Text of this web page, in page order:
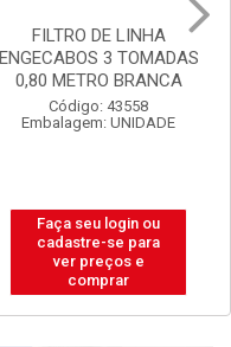
FILTRO DE LINHA
ENGECABOS 3 TOMADAS
0,80 METRO BRANCA
Código: 43558
Embalagem: UNIDADE
Faça seu login ou
cadastre-se para
ver preços e
comprar